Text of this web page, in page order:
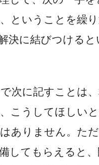
ということを繰り
決に結びつけると
次に記すことは
こうしてほしいと
ありません。た
してもらえると